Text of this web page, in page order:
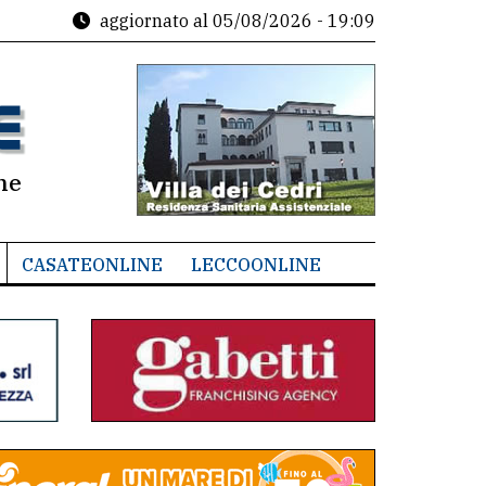
aggiornato al 05/08/2026 - 19:09
CASATEONLINE LECCOONLINE